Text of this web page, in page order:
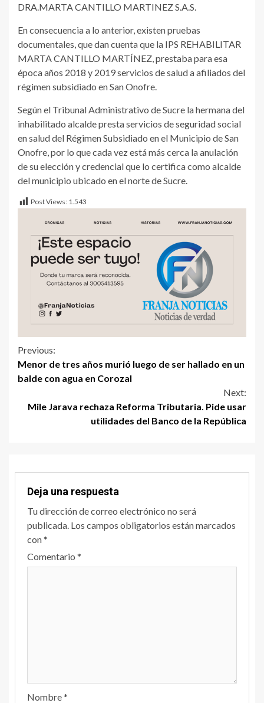
DRA.MARTA CANTILLO MARTINEZ S.A.S.
En consecuencia a lo anterior, existen pruebas
documentales, que dan cuenta que la IPS REHABILITAR
MARTA CANTILLO MARTÍNEZ, prestaba para esa
época años 2018 y 2019 servicios de salud a afiliados del
régimen subsidiado en San Onofre.
Según el Tribunal Administrativo de Sucre la hermana del
inhabilitado alcalde presta servicios de seguridad social
en salud del Régimen Subsidiado en el Municipio de San
Onofre, por lo que cada vez está más cerca la anulación
de su elección y credencial que lo certifica como alcalde
del municipio ubicado en el norte de Sucre.
Post Views: 1.543
Previous:
Menor de tres años murió luego de ser hallado en un
balde con agua en Corozal
Next:
Mile Jarava rechaza Reforma Tributaria. Pide usar
utilidades del Banco de la República
Deja una respuesta
Tu dirección de correo electrónico no será
publicada. Los campos obligatorios están marcados
con*
Comentario *
Nombre*